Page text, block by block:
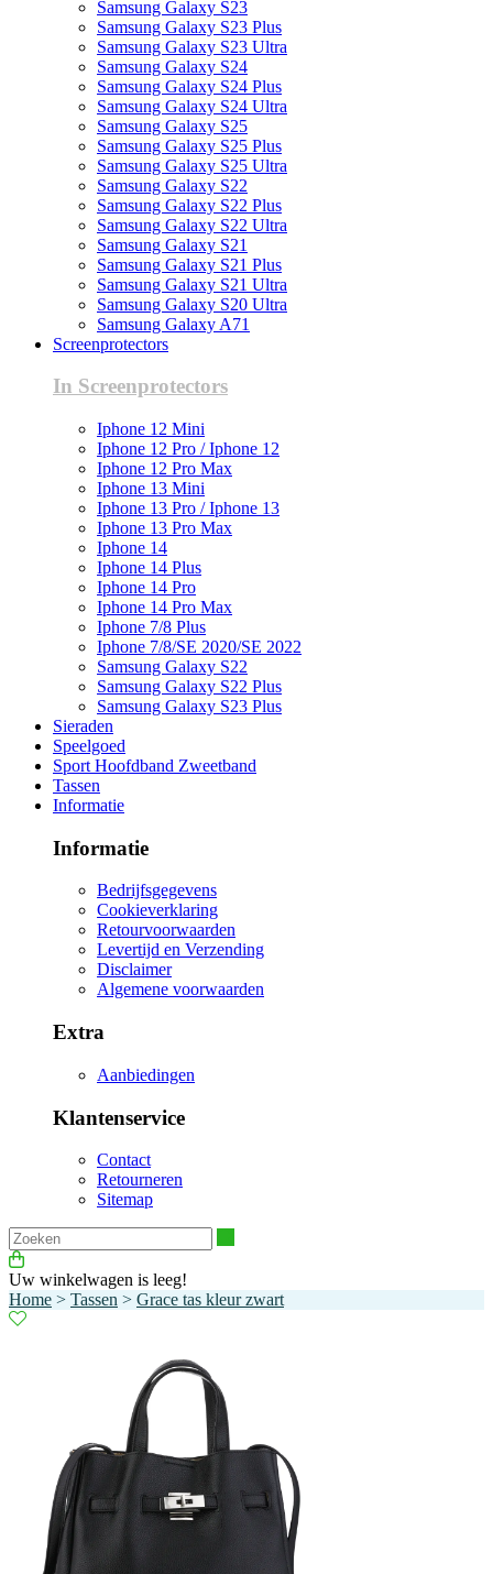
Samsung Galaxy S23
Samsung Galaxy S23 Plus
Samsung Galaxy S23 Ultra
Samsung Galaxy S24
Samsung Galaxy S24 Plus
Samsung Galaxy S24 Ultra
Samsung Galaxy S25
Samsung Galaxy S25 Plus
Samsung Galaxy S25 Ultra
Samsung Galaxy S22
Samsung Galaxy S22 Plus
Samsung Galaxy S22 Ultra
Samsung Galaxy S21
Samsung Galaxy S21 Plus
Samsung Galaxy S21 Ultra
Samsung Galaxy S20 Ultra
Samsung Galaxy A71
Screenprotectors
In Screenprotectors
Iphone 12 Mini
Iphone 12 Pro / Iphone 12
Iphone 12 Pro Max
Iphone 13 Mini
Iphone 13 Pro / Iphone 13
Iphone 13 Pro Max
Iphone 14
Iphone 14 Plus
Iphone 14 Pro
Iphone 14 Pro Max
Iphone 7/8 Plus
Iphone 7/8/SE 2020/SE 2022
Samsung Galaxy S22
Samsung Galaxy S22 Plus
Samsung Galaxy S23 Plus
Sieraden
Speelgoed
Sport Hoofdband Zweetband
Tassen
Informatie
Informatie
Bedrijfsgegevens
Cookieverklaring
Retourvoorwaarden
Levertijd en Verzending
Disclaimer
Algemene voorwaarden
Extra
Aanbiedingen
Klantenservice
Contact
Retourneren
Sitemap
Uw winkelwagen is leeg!
Home > Tassen > Grace tas kleur zwart